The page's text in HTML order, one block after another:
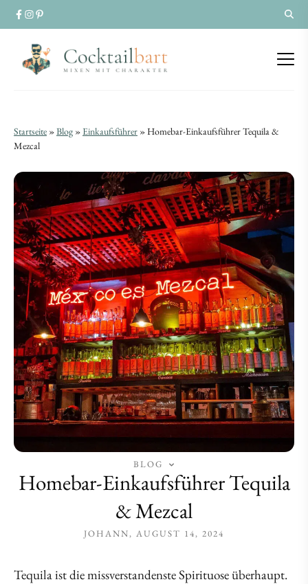
Homebar-
Einkaufsführer
Tequila
&
Mezcal
Homebar-
Einkaufsführer
Tequila
&
Mezcal
Startseite »Blog »Einkaufsführer »Homebar-Einkaufsführer Tequila &
Mezcal
BLOG
Homebar-Einkaufsführer Tequila
& Mezcal
JOHANN AUGUST 14, 2024
Tequila ist die missverstandenste Spirituose überhaupt.